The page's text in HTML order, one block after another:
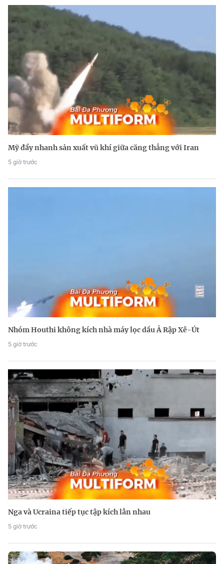
Mỹ đẩy nhanh sản xuất vũ khí giữa căng thẳng với Iran
5 giờ trước
Nhóm Houthi không kích nhà máy lọc dầu Ả Rập Xê-Út
5 giờ trước
Nga và Ucraina tiếp tục tập kích lẫn nhau
5 giờ trước